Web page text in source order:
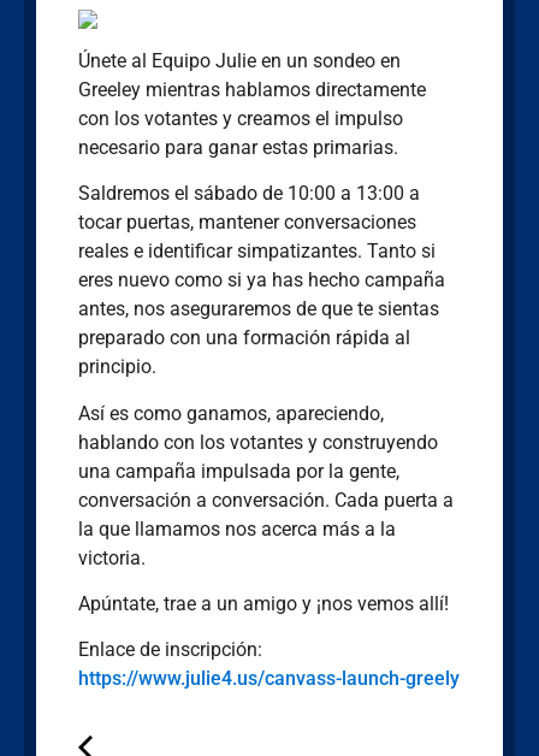
Únete al Equipo Julie en un sondeo en
Greeley mientras hablamos directamente
con los votantes y creamos el impulso
necesario para ganar estas primarias.
Saldremos el sábado de 10:00 a 13:00 a
tocar puertas, mantener conversaciones
reales e identificar simpatizantes. Tanto si
eres nuevo como si ya has hecho campaña
antes, nos aseguraremos de que te sientas
preparado con una formación rápida al
principio.
Así es como ganamos, apareciendo,
hablando con los votantes y construyendo
una campaña impulsada por la gente,
conversación a conversación. Cada puerta a
la que llamamos nos acerca más a la
victoria.
Apúntate, trae a un amigo y ¡nos vemos allí!
Enlace de inscripción:
https://www.julie4.us/canvass-launch-greely